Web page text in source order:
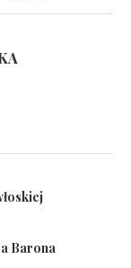
Barona